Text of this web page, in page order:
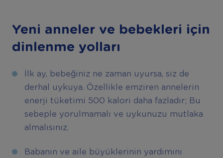
Yeni anneler ve bebekleri için
dinlenme yolları
İlk ay, bebeğiniz ne zaman uyursa, siz de
derhal uykuya. Özellikle emziren annelerin
enerji tüketimi 500 kalori daha fazladır; Bu
sebeple yorulmamalı ve uykunuzu mutlaka
almalısınız.
Babanın ve aile büyüklerinin yardımını